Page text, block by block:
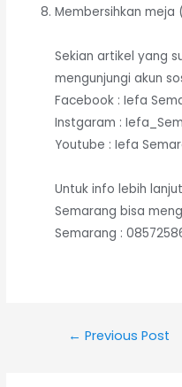
Membersihkan
Sekian artikel yang
mengunjungi akun
Facebook : Iefa
Instgaram :
Youtube : Iefa
Untuk info lebih
Semarang bisa
Semarang :
Post
← Previous Post